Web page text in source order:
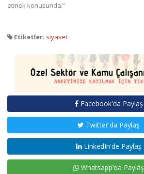
etmek konusunda.”
Etiketler: siyaset
Facebook'da Paylaş
Twitter'da Paylaş
LinkedIn'de Paylaş
Whatsapp'da Paylaş